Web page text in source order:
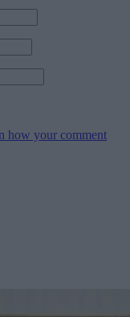
how your comment